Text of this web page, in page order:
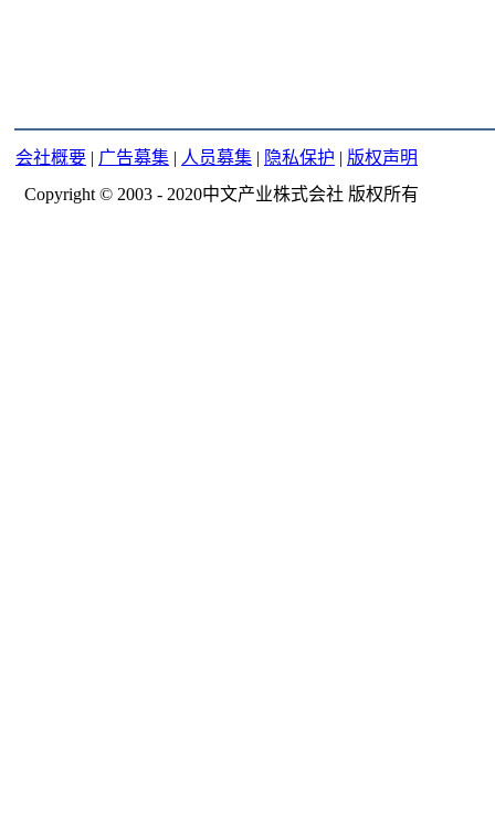
会社概要 | 广告募集 | 人员募集 | 隐私保护 | 版权声明
Copyright © 2003 - 2020中文产业株式会社 版权所有